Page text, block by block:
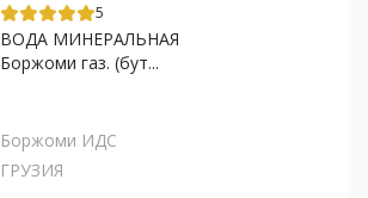
5
ВОДА МИНЕРАЛЬНАЯ
Боржоми газ. (бут...
Боржоми ИДС
ГРУЗИЯ